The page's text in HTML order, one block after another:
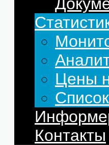
Цены
Контакты